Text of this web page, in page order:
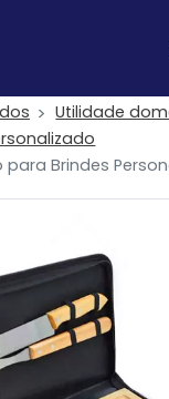
Utilidade
para Brindes